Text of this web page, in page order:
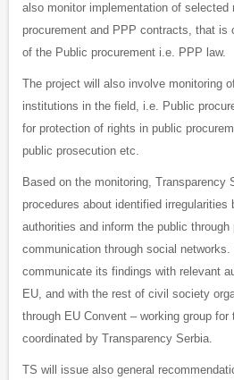
also monitor implementation of selected
procurement and PPP contracts, that is
of the Public procurement i.e. PPP law.
The project will also involve monitoring
institutions in the field, i.e. Public
for protection of rights in public
public prosecution etc.
Based on the monitoring, Transparency
procedures about identified irregularities
authorities and inform the public
communication through social networks.
communicate its findings with relevant
EU, and with the rest of civil society
through EU Convent – working group
coordinated by Transparency Serbia.
TS will issue also general